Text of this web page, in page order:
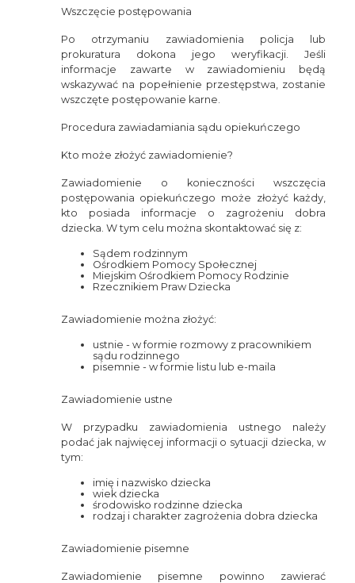
Wszczęcie postępowania
Po otrzymaniu zawiadomienia policja lub
prokuratura dokona jego weryfikacji. Jeśli
informacje zawarte w zawiadomieniu będą
wskazywać na popełnienie przestępstwa, zostanie
wszczęte postępowanie karne.
Procedura zawiadamiania sądu opiekuńczego
Kto może złożyć zawiadomienie?
Zawiadomienie o konieczności wszczęcia
postępowania opiekuńczego może złożyć każdy,
kto posiada informacje o zagrożeniu dobra
dziecka. W tym celu można skontaktować się z:
Sądem rodzinnym
Ośrodkiem Pomocy Społecznej
Miejskim Ośrodkiem Pomocy Rodzinie
Rzecznikiem Praw Dziecka
Zawiadomienie można złożyć:
ustnie - w formie rozmowy z pracownikiem
sądu rodzinnego
pisemnie - w formie listu lub e-maila
Zawiadomienie ustne
W przypadku zawiadomienia ustnego należy
podać jak najwięcej informacji o sytuacji dziecka, w
tym:
imię i nazwisko dziecka
wiek dziecka
środowisko rodzinne dziecka
rodzaj i charakter zagrożenia dobra dziecka
Zawiadomienie pisemne
Zawiadomienie pisemne powinno zawierać